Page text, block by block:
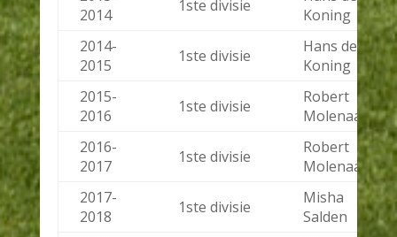
2014
1ste divisie
Koning
2014-
2015
1ste divisie
Hans de
Koning
2015-
2016
1ste divisie
Robert
Molenaar
2016-
2017
1ste divisie
Robert
Molenaar
2017-
2018
1ste divisie
Misha
Salden